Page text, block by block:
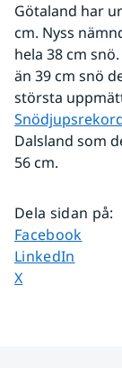
Götaland har
cm. Nyss
hela 38 cm
än 39 cm snö
Dalsland som
56 cm.
Dela sidan på:
Dela sidan på
Facebook
Dela sidan på
LinkedIn
Dela sidan på
X